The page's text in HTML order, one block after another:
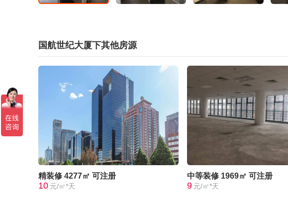
国航世纪大厦下其他房源
精装修 4277㎡ 可注册
10 元/㎡*天
中等装修 1969㎡ 可注册
9 元/㎡*天